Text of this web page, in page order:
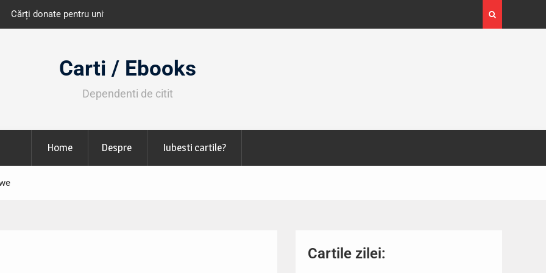
din România
octombrie
Expoziția Brâncuși de la Timișoara a atras peste
130.000 de vizitatori
Carti / Ebooks
Dependenti de citit
Home Despre Iubesti cartile?
Cartile zilei: